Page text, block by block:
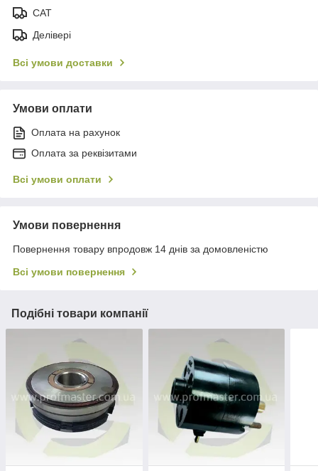
САТ
Делівері
Всі умови доставки
Умови оплати
Оплата на рахунок
Оплата за реквізитами
Всі умови оплати
Умови повернення
Повернення товару впродовж 14 днів за домовленістю
Всі умови повернення
Подібні товари компанії